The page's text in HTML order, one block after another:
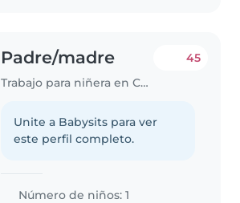
Padre/madre
Trabajo para niñera en Canelones
45
Unite a Babysits para ver
este perfil completo.
Número de niños: 1